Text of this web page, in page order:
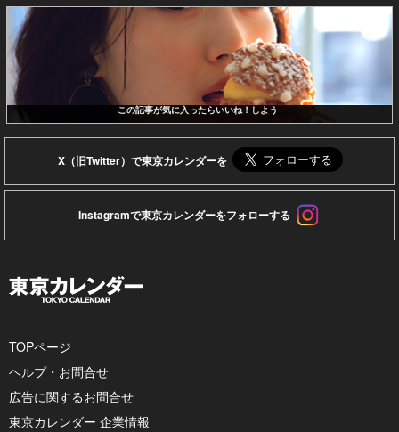
この記事が気に入ったらいいね！しよう
X（旧Twitter）で東京カレンダーを
Instagramで東京カレンダーをフォローする
TOPページ
ヘルプ・お問合せ
広告に関するお問合せ
東京カレンダー 企業情報